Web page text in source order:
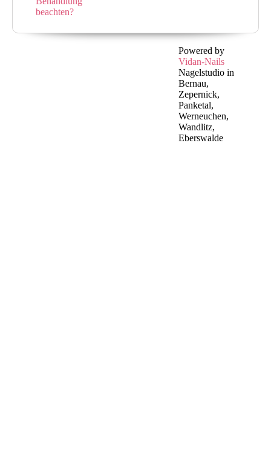
beachten?
Powered by
Vidan-Nails
Nagelstudio in
Bernau,
Zepernick,
Panketal,
Werneuchen,
Wandlitz,
Eberswalde